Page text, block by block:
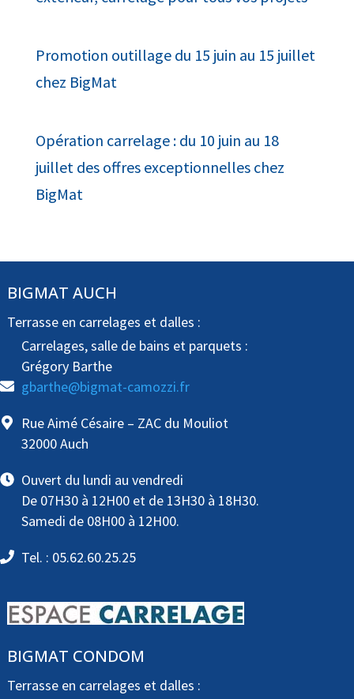
Promotion outillage du 15 juin au 15 juillet
chez BigMat
Opération carrelage : du 10 juin au 18
juillet des offres exceptionnelles chez
BigMat
BIGMAT AUCH
Terrasse en carrelages et dalles :
Carrelages, salle de bains et parquets :
Grégory Barthe
gbarthe@bigmat-camozzi.fr
Rue Aimé Césaire – ZAC du Mouliot
32000 Auch
Ouvert du lundi au vendredi
De 07H30 à 12H00 et de 13H30 à 18H30.
Samedi de 08H00 à 12H00.
Tel. : 05.62.60.25.25
BIGMAT CONDOM
Terrasse en carrelages et dalles :